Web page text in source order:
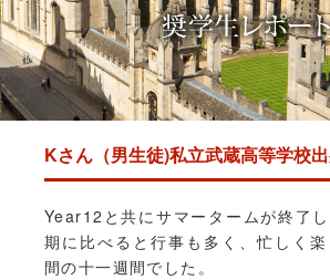
Kさん（男生徒)私立武蔵高等学校
Year12と共にサマータームが終了
期に比べると行事も多く、忙しく
間の十一週間でした。